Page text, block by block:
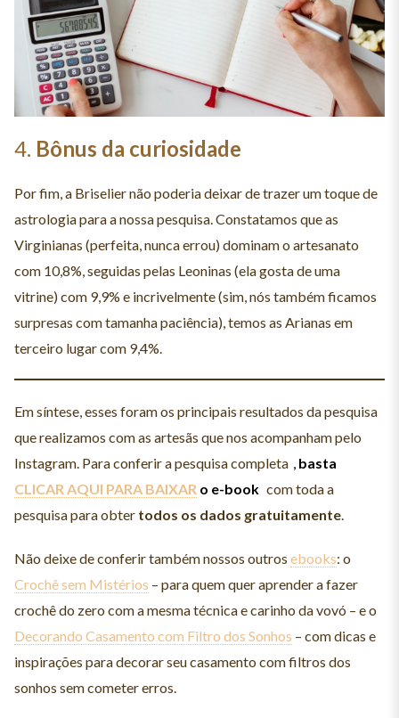
4. Bônus da curiosidade
Por fim, a Briselier não poderia deixar de trazer um toque de
astrologia para a nossa pesquisa. Constatamos que as
Virginianas (perfeita, nunca errou) dominam o artesanato
com 10,8%, seguidas pelas Leoninas (ela gosta de uma
vitrine) com 9,9% e incrivelmente (sim, nós também ficamos
surpresas com tamanha paciência), temos as Arianas em
terceiro lugar com 9,4%.
Em síntese, esses foram os principais resultados da pesquisa
que realizamos com as artesãs que nos acompanham pelo
Instagram. Para conferir a pesquisa completa ,basta
CLICAR AQUI PARA BAIXAR o e-book com toda a
pesquisa para obter todos os dados gratuitamente.
Não deixe de conferir também nossos outros ebooks: o
Crochê sem Mistérios – para quem quer aprender a fazer
crochê do zero com a mesma técnica e carinho da vovó – e o
Decorando Casamento com Filtro dos Sonhos – com dicas e
inspirações para decorar seu casamento com filtros dos
sonhos sem cometer erros.